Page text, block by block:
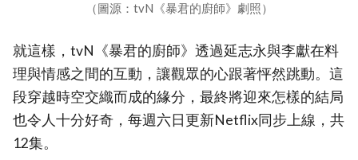
（圖源：tvN《暴君的廚師》劇照）
就這樣，tvN《暴君的廚師》透過延志永與李獻在料
理與情感之間的互動，讓觀眾的心跟著怦然跳動。這
段穿越時空交織而成的緣分，最終將迎來怎樣的結局
也令人十分好奇，每週六日更新Netflix同步上線，共
12集。